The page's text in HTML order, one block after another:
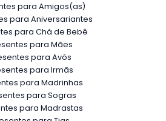
para Amigos(as)
para Aniversariantes
para Chá de Bebê
para Mães
para Avós
para Irmãs
para Madrinhas
para Sogras
para Madrastas